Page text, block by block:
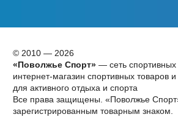
© 2010 — 2026
«Поволжье Спорт»— сеть спортивных
интернет-магазин спортивных товаров
для активного отдыха и спорта
Все права защищены. «Поволжье
зарегистрированным товарным знаком.